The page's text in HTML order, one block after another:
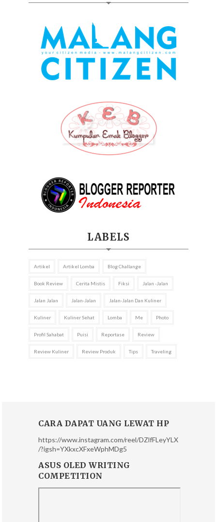
LABELS
Artikel Artikel Lomba Blog Challange
Book Review Cerita Mistis Fiksi Jalan -jalan
Jalan Jalan Jalan-Jalan Jalan-Jalan Dan Kuliner
Kuliner Kuliner Sehat Lomba Me Photo
Profil Sahabat Puisi Reportase Review
Review Kuliner Review Produk Tips Traveling
CARA DAPAT UANG LEWAT HP
https://www.instagram.com/reel/DZlfFLeyYLX
/?igsh=YXkxcXFxeWphMDg5
ASUS OLED WRITING
COMPETITION